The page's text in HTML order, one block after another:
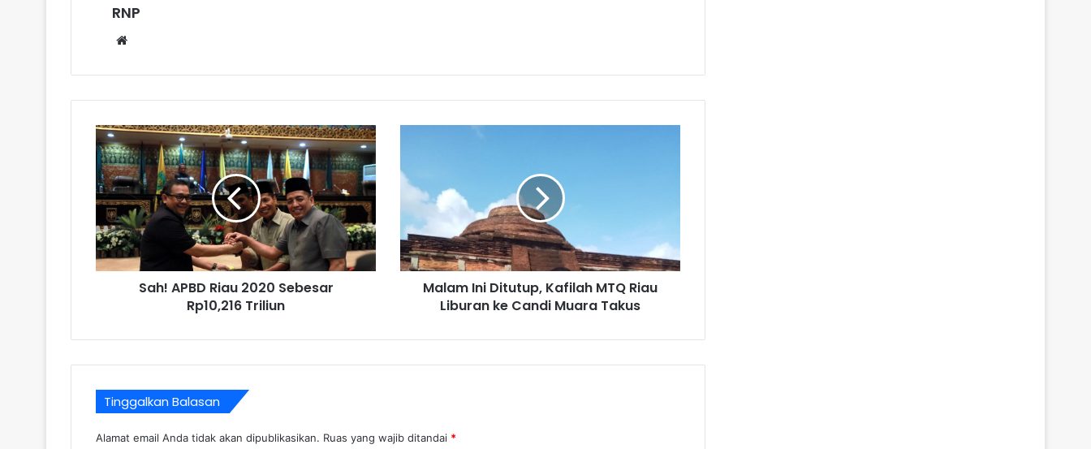
RNP
Sah! APBD Riau 2020 Sebesar
Rp10,216 Triliun
Malam Ini Ditutup, Kafilah MTQ Riau
Liburan ke Candi Muara Takus
Tinggalkan Balasan
Alamat email Anda tidak akan dipublikasikan. Ruas yang wajib ditandai *